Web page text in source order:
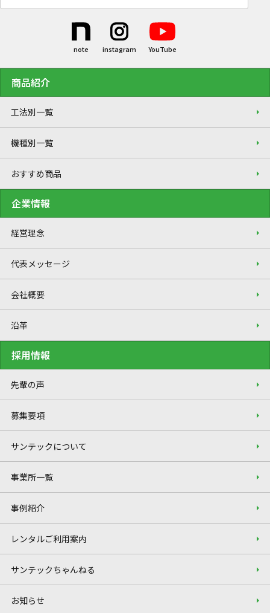
商品紹介
工法別一覧
機種別一覧
おすすめ商品
企業情報
経営理念
代表メッセージ
会社概要
沿革
採用情報
先輩の声
募集要項
サンテックについて
事業所一覧
事例紹介
レンタルご利用案内
サンテックちゃんねる
お知らせ